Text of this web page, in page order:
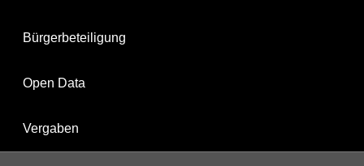
Bürgerbeteiligung
Open Data
Vergaben